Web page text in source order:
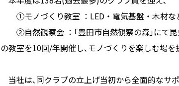
①モノづくり教室 ：LED・電気基盤・木材な
②自然観察会 ：｢豊田市自然観察の森｣にて昆
の教室を10回/年開催し､モノづくりを楽しむ場を
当社は､同クラブの立上げ当初から全面的なサ